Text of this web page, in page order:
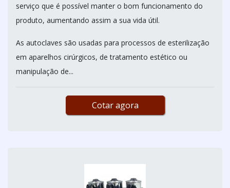
serviço que é possível manter o bom funcionamento do
produto, aumentando assim a sua vida útil.
As autoclaves são usadas para processos de esterilização
em aparelhos cirúrgicos, de tratamento estético ou
manipulação de...
Cotar agora